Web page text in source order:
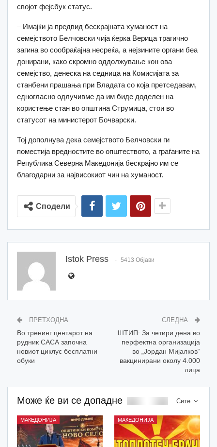
својот фејсбук статус.
– Имајќи ја предвид бескрајната хуманост на
семејството Белчовски чија ќерка Верица трагично
загина во сообраќајна несреќа, а нејзините органи беа
донирани, како скромно оддолжување кон ова
семејство, денеска на седница на Комисијата за
станбени прашања при Владата со која претседавам,
едногласно одлучивме да им биде доделен на
користење стан во општина Струмица, стои во
статусот на министерот Бочварски.
Тој дополнува дека семејството Белчовски ги
поместија вредностите во општеството, а граѓаните на
Република Северна Македонија бескрајно им се
благодарни за највисокиот чин на хуманост.
Сподели
Istok Press 5413 Објави
ПРЕТХОДНА
Во тренинг центарот на
рудник САСА започна
новиот циклус бесплатни
обуки
СЛЕДНА
ШТИП: За четири дена во
перфектна организација
во „Јордан Мијалков“
вакцинирани околу 4.000
лица
Сите
Може ќе ви се допадне
МАКЕДОНИЈА МАКЕДОНИЈА